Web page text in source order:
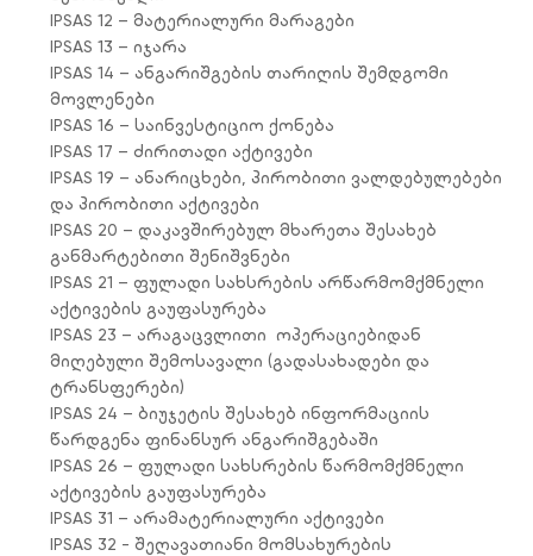
IPSAS 12 – მატერიალური მარაგები
IPSAS 13 – იჯარა
IPSAS 14 – ანგარიშგების თარიღის შემდგომი
მოვლენები
IPSAS 16 – საინვესტიციო ქონება
IPSAS 17 – ძირითადი აქტივები
IPSAS 19 – ანარიცხები, პირობითი ვალდებულებები
და პირობითი აქტივები
IPSAS 20 – დაკავშირებულ მხარეთა შესახებ
განმარტებითი შენიშვნები
IPSAS 21 – ფულადი სახსრების არწარმომქმნელი
აქტივების გაუფასურება
IPSAS 23 – არაგაცვლითი ოპერაციებიდან
მიღებული შემოსავალი (გადასახადები და
ტრანსფერები)
IPSAS 24 – ბიუჯეტის შესახებ ინფორმაციის
წარდგენა ფინანსურ ანგარიშგებაში
IPSAS 26 – ფულადი სახსრების წარმომქმნელი
აქტივების გაუფასურება
IPSAS 31 – არამატერიალური აქტივები
IPSAS 32 - შეღავათიანი მომსახურების